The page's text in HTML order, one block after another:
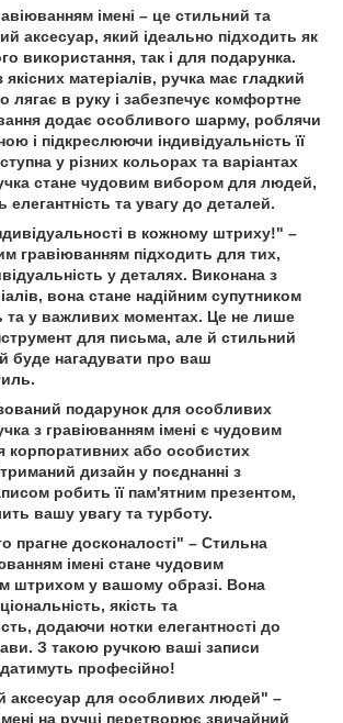
імені – це стильний та
аксесуар, який ідеально підходить як
використання, так і для подарунка.
матеріалів, ручка має гладкий
лягає в руку і забезпечує комфортне
додає особливого шарму, роблячи
і підкреслюючи індивідуальність її
у різних кольорах та варіантах
стане чудовим вибором для людей,
елегантність та увагу до деталей.
в кожному штриху!" –
гравіюванням підходить для тих,
у деталях. Виконана з
вона стане надійним супутником
та у важливих моментах. Це не лише
для письма, але й стильний
буде нагадувати про ваш
подарунок для особливих
з гравіюванням імені є чудовим
корпоративних або особистих
дизайн у поєднанні з
робить її пам'ятним презентом,
вашу увагу та турботу.
прагне досконалості" – Стильна
імені стане чудовим
штрихом у вашому образі. Вона
якість та
додаючи нотки елегантності до
З такою ручкою ваші записи
професійно!
аксесуар для особливих людей" –
на ручці перетворює звичайний